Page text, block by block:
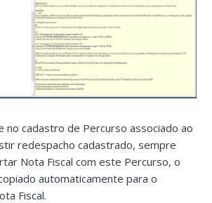
no cadastro de Percurso associado ao
redespacho cadastrado, sempre
Nota Fiscal com este Percurso, o
automaticamente para o
Fiscal.